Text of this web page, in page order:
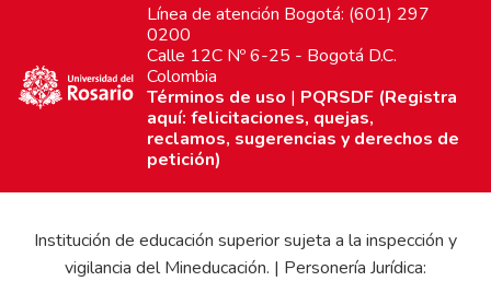
Línea de atención Bogotá: (601) 297
0200
Calle 12C Nº 6-25 - Bogotá D.C.
Colombia
Términos de uso | PQRSDF (Registra
aquí: felicitaciones, quejas,
reclamos, sugerencias y derechos de
petición)
Institución de educación superior sujeta a la inspección y
vigilancia del Mineducación. | Personería Jurídica: